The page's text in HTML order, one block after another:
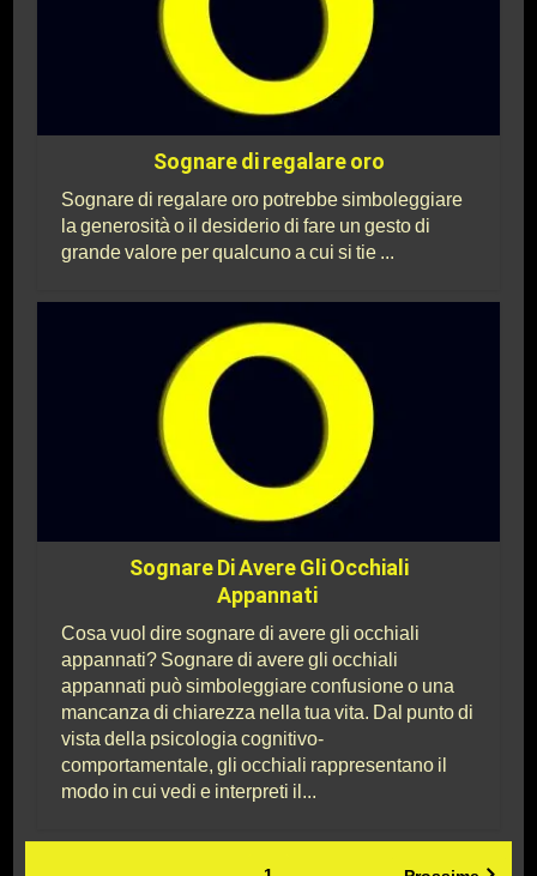
Sognare di regalare oro
Sognare di regalare oro potrebbe simboleggiare
la generosità o il desiderio di fare un gesto di
grande valore per qualcuno a cui si tie ...
Sognare Di Avere Gli Occhiali
Appannati
Cosa vuol dire sognare di avere gli occhiali
appannati? Sognare di avere gli occhiali
appannati può simboleggiare confusione o una
mancanza di chiarezza nella tua vita. Dal punto di
vista della psicologia cognitivo-
comportamentale, gli occhiali rappresentano il
modo in cui vedi e interpreti il...